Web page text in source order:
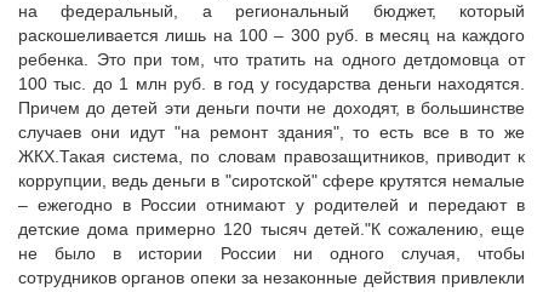
на федеральный, а региональный бюджет, который
раскошеливается лишь на 100 – 300 руб. в месяц на каждого
ребенка. Это при том, что тратить на одного детдомовца от
100 тыс. до 1 млн руб. в год у государства деньги находятся.
Причем до детей эти деньги почти не доходят, в большинстве
случаев они идут "на ремонт здания", то есть все в то же
ЖКХ.Такая система, по словам правозащитников, приводит к
коррупции, ведь деньги в "сиротской" сфере крутятся немалые
– ежегодно в России отнимают у родителей и передают в
детские дома примерно 120 тысяч детей."К сожалению, еще
не было в истории России ни одного случая, чтобы
сотрудников органов опеки за незаконные действия привлекли